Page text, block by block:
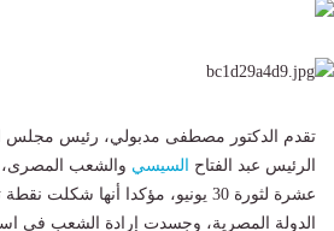
تقدم الدكتور مصطفى مدبولي، رئيس مجلس
الرئيس عبد الفتاح
السيسي والشعب المصرى،
عشرة لثورة 30 يونيو، مؤكدا أنها
الدولة المصرية، وجسدت إرادة الشعب في